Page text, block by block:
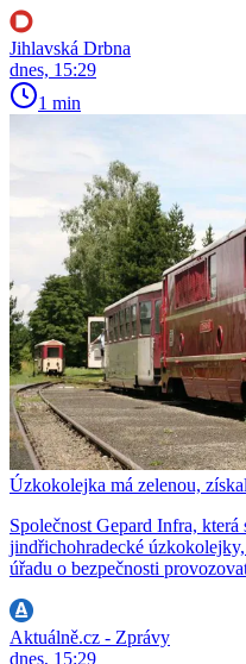
Jihlavská Drbna
dnes, 15:29
1 min
Úzkokolejka má zelenou,
Společnost Gepard Infra,
jindřichohradecké
úřadu o bezpečnosti
Aktuálně.cz - Zprávy
dnes, 15:29